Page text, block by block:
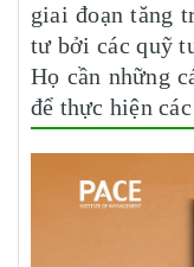
giai đoạn tăng
tư bởi các quỹ
Họ cần những
để thực hiện